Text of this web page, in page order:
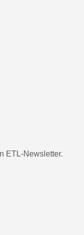
ETL-Newsletter.